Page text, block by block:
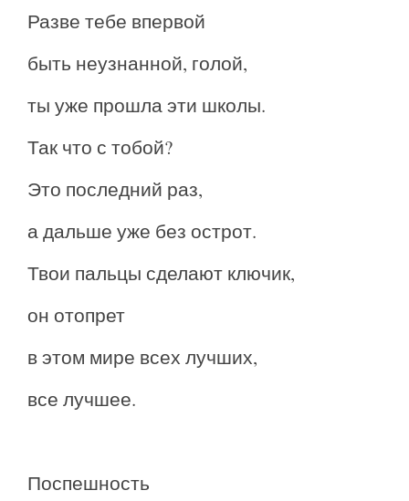
Разве тебе впервой
быть неузнанной, голой,
ты уже прошла эти школы.
Так что с тобой?
Это последний раз,
а дальше уже без острот.
Твои пальцы сделают ключик,
он отопрет
в этом мире всех лучших,
все лучшее.
Поспешность